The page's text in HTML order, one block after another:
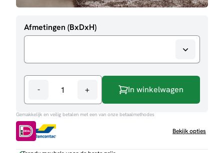
Afmetingen (BxDxH)
-
Opbergkast
Paola
aantal
+ In winkelwagen
Gemakkelijk en veilig betalen met een van onze betaalmethodes
Bekijk opties